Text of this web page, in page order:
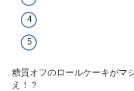
糖質オフのロールケーキがマ
え！？